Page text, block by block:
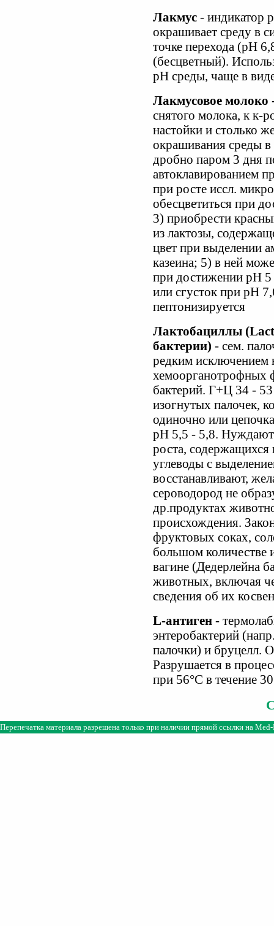
Лакмус - индикатор
окрашивает среду в
точке перехода (рН
(бесцветный).
рН среды, чаще в
Лакмусовое молоко
снятого молока, к к-
настойки и столько
окрашивания среды
дробно паром 3 дня
автоклавированием
при росте иссл.
обесцветиться при
3) приобрести
из лактозы,
цвет при выделении
казеина; 5) в ней
при достижении рН 5
или сгусток при рН
пептонизируется
Лактобациллы
бактерии) - сем.
редким
хемоорганотрофных
бактерий. Г+Ц 34 -
изогнутых палочек,
одиночно или
рН 5,5 - 5,8.
роста,
углеводы с
восстанавливают,
сероводород не
др.продуктах
происхождения.
фруктовых соках,
большом количестве
вагине (Дедерлейна
животных, включая
сведения об их
L-антиген -
энтеробактерий
палочки) и бруцелл.
Разрушается в
при 56°С в течение
Перепечатка материала разрешена только при наличии прямой ссылки на